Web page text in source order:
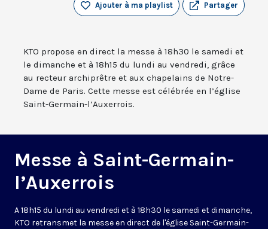
Partager
Ajouter à ma playlist
KTO propose en direct la messe à 18h30 le samedi et
le dimanche et à 18h15 du lundi au vendredi, grâce
au recteur archiprêtre et aux chapelains de Notre-
Dame de Paris. Cette messe est célébrée en l’église
Saint-Germain-l’Auxerrois.
Messe à Saint-Germain-
l’Auxerrois
A 18h15 du lundi au vendredi et à 18h30 le samedi et dimanche,
KTO retransmet la messe en direct de l'église Saint-Germain-